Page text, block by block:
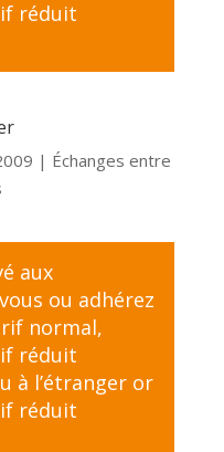
réduit
| Échanges entre
aux
ou adhérez
normal,
réduit
à l’étrangeror
réduit